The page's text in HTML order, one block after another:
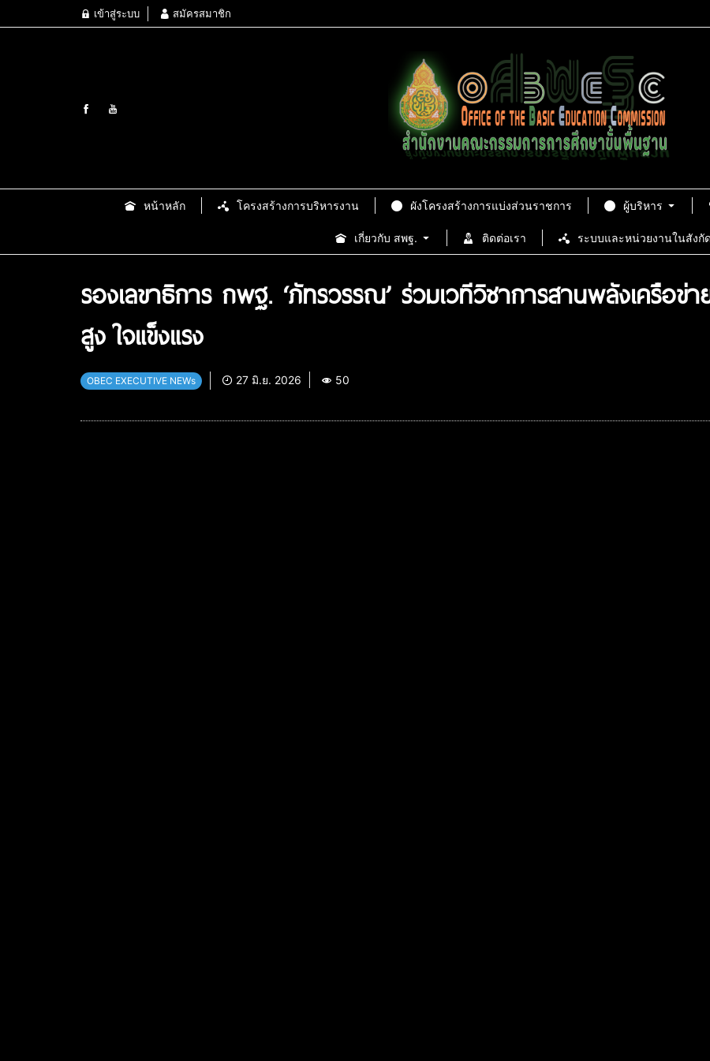
เข้าสู่ระบบ สมัครสมาชิก
หน้าหลัก โครงสร้างการบริหารงาน ผังโครงสร้างการแบ่งส่วนราชการ ผู้บริหาร
เกี่ยวกับ สพฐ. ติดต่อเรา ระบบและหน่วยงานในสังกัด
รองเลขาธิการ กพฐ. ‘ภัทรวรรณ’ ร่วมเวทีวิชาการสานพลังเครือข่
สูง ใจแข็งแรง
OBEC EXECUTIVE NEWs 27 มิ.ย. 2026 50